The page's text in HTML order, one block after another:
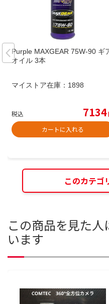
Purple MAXGEAR 75W-90 ギ
オイル 3本
マイストア在庫： 1898
税込 7134
カートに入れる
このカテゴ
この商品を見た
います